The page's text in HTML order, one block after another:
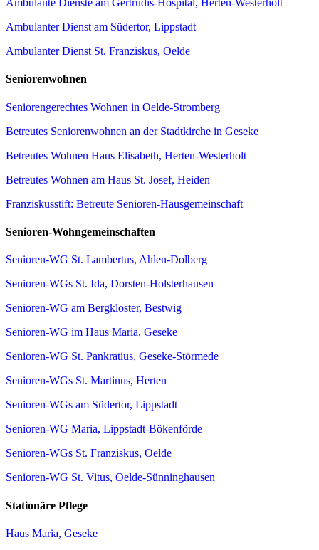
Ambulante Dienste am Gertrudis-Hospital, Herten-Westerholt
Ambulanter Dienst am Südertor, Lippstadt
Ambulanter Dienst St. Franziskus, Oelde
Seniorenwohnen
Seniorengerechtes Wohnen in Oelde-Stromberg
Betreutes Seniorenwohnen an der Stadtkirche in Geseke
Betreutes Wohnen Haus Elisabeth, Herten-Westerholt
Betreutes Wohnen am Haus St. Josef, Heiden
Franziskusstift: Betreute Senioren-Hausgemeinschaft
Senioren-Wohngemeinschaften
Senioren-WG St. Lambertus, Ahlen-Dolberg
Senioren-WGs St. Ida, Dorsten-Holsterhausen
Senioren-WG am Bergkloster, Bestwig
Senioren-WG im Haus Maria, Geseke
Senioren-WG St. Pankratius, Geseke-Störmede
Senioren-WGs St. Martinus, Herten
Senioren-WGs am Südertor, Lippstadt
Senioren-WG Maria, Lippstadt-Bökenförde
Senioren-WGs St. Franziskus, Oelde
Senioren-WG St. Vitus, Oelde-Sünninghausen
Stationäre Pflege
Haus Maria, Geseke